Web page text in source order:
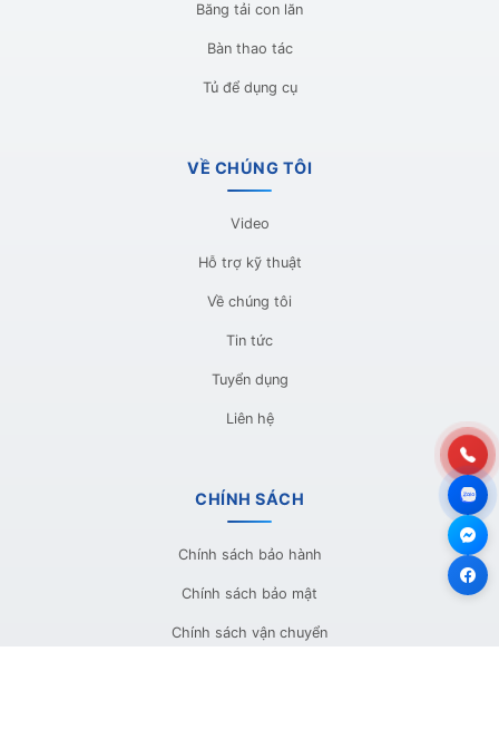
Băng tải con lăn
Bàn thao tác
Tủ để dụng cụ
VỀ CHÚNG TÔI
Video
Hỗ trợ kỹ thuật
Về chúng tôi
Tin tức
Tuyển dụng
Liên hệ
CHÍNH SÁCH
Chính sách bảo hành
Chính sách bảo mật
Chính sách vận chuyển